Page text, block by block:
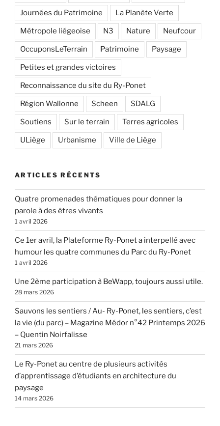
Journées du Patrimoine La Planète Verte
Métropole liégeoise N3 Nature Neufcour
OccuponsLeTerrain Patrimoine Paysage
Petites et grandes victoires
Reconnaissance du site du Ry-Ponet
Région Wallonne Scheen SDALG
Soutiens Sur le terrain Terres agricoles
ULiège Urbanisme Ville de Liège
ARTICLES RÉCENTS
Quatre promenades thématiques pour donner la
parole à des êtres vivants
1 avril 2026
Ce 1er avril, la Plateforme Ry-Ponet a interpellé avec
humour les quatre communes du Parc du Ry-Ponet
1 avril 2026
Une 2ème participation à BeWapp, toujours aussi utile.
28 mars 2026
Sauvons les sentiers / Au- Ry-Ponet, les sentiers, c’est
la vie (du parc) – Magazine Médor n°42 Printemps 2026
– Quentin Noirfalisse
21 mars 2026
Le Ry-Ponet au centre de plusieurs activités
d’apprentissage d’étudiants en architecture du
paysage
14 mars 2026